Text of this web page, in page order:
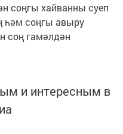
соңгы хайванны суеп
һәм соңгы авыру
соң гамәлдән
и интересным в